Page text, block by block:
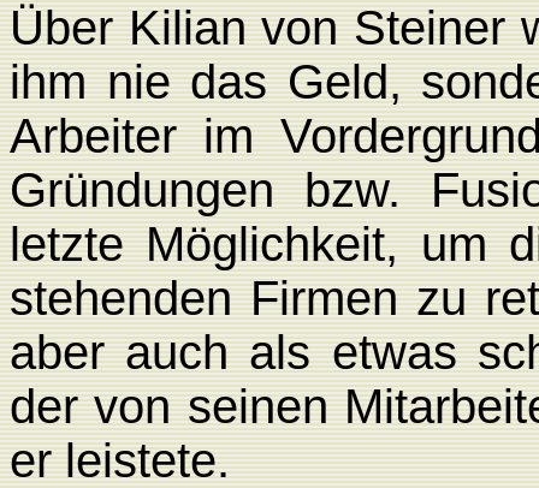
Über Kilian von Steiner
ihm nie das Geld,
Arbeiter im
Gründungen bzw.
letzte Möglichkeit, um
stehenden Firmen zu
aber auch als etwas
der von seinen
er leistete.